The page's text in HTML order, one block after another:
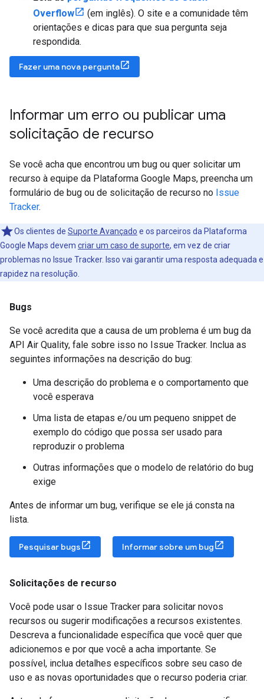
Overflow
(em inglês). O site e a comunidade têm
orientações e dicas para que sua pergunta seja
respondida.
Fazer uma nova pergunta
Informar um erro ou publicar uma
solicitação de recurso
Se você acha que encontrou um bug ou quer solicitar um
recurso à equipe da Plataforma Google Maps, preencha um
formulário de bug ou de solicitação de recurso no Issue
Tracker.
Os clientes de Suporte Avançado e os parceiros da Plataforma
Google Maps devem criar um caso de suporte, em vez de criar
problemas no Issue Tracker. Isso vai garantir uma resposta adequada e
rapidez na resolução.
Bugs
Se você acredita que a causa de um problema é um bug da
API Air Quality, fale sobre isso no Issue Tracker. Inclua as
seguintes informações na descrição do bug:
Uma descrição do problema e o comportamento que
você esperava
Uma lista de etapas e/ou um pequeno snippet de
exemplo do código que possa ser usado para
reproduzir o problema
Outras informações que o modelo de relatório do bug
exige
Antes de informar um bug, verifique se ele já consta na
lista.
Pesquisar bugs Informar sobre um bug
Solicitações de recurso
Você pode usar o Issue Tracker para solicitar novos
recursos ou sugerir modificações a recursos existentes.
Descreva a funcionalidade específica que você quer que
adicionemos e por que você a acha importante. Se
possível, inclua detalhes específicos sobre seu caso de
uso e as novas oportunidades que o recurso poderia criar.